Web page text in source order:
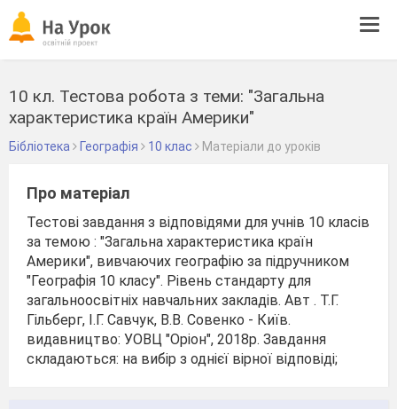
10 кл. Тестова робота з теми: "Загальна
характеристика країн Америки"
Бібліотека Географія 10 клас Матеріали до уроків
Про матеріал
Тестові завдання з відповідями для учнів 10 класів
за темою : "Загальна характеристика країн
Америки", вивчаючих географію за підручником
"Географія 10 класу". Рівень стандарту для
загальноосвітніх навчальних закладів. Авт . Т.Г.
Гільберг, І.Г. Савчук, В.В. Совенко - Київ.
видавництво: УОВЦ "Оріон", 2018р. Завдання
складаються: на вибір з однієї вірної відповіді;